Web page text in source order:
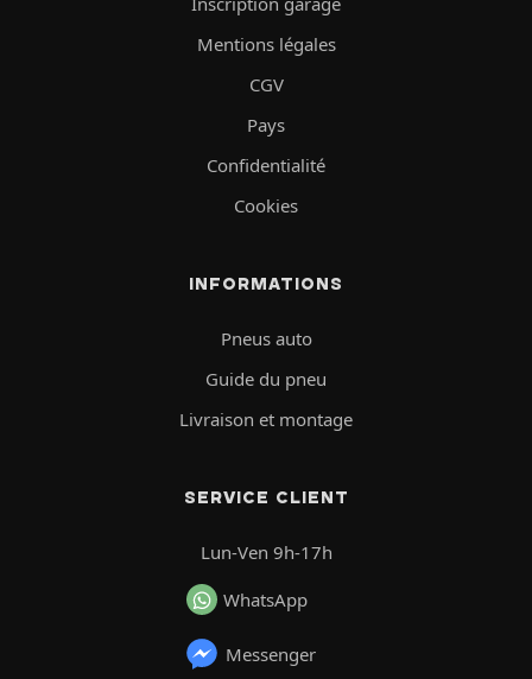
Mentions légales
CGV
Pays
Confidentialité
Cookies
INFORMATIONS
Pneus auto
Guide du pneu
Livraison et montage
SERVICE CLIENT
Lun-Ven 9h-17h
WhatsApp
Messenger